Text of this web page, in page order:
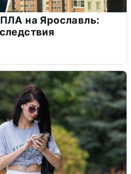
на Ярославль: